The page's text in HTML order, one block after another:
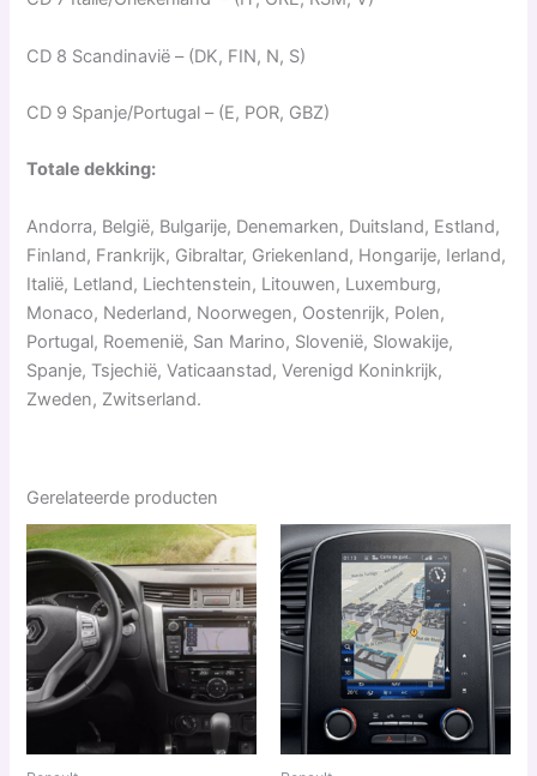
CD 8 Scandinavië – (DK, FIN, N, S)
CD 9 Spanje/Portugal – (E, POR, GBZ)
Totale dekking:
Andorra, België, Bulgarije, Denemarken, Duitsland, Estland,
Finland, Frankrijk, Gibraltar, Griekenland, Hongarije, Ierland,
Italië, Letland, Liechtenstein, Litouwen, Luxemburg,
Monaco, Nederland, Noorwegen, Oostenrijk, Polen,
Portugal, Roemenië, San Marino, Slovenië, Slowakije,
Spanje, Tsjechië, Vaticaanstad, Verenigd Koninkrijk,
Zweden, Zwitserland.
Gerelateerde producten
Prijsklasse:
€ 49,99
tot
€ 79,99
heeft
Deze
optie
kan